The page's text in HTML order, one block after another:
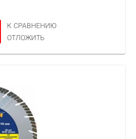
К СРАВНЕНИЮ
ОТЛОЖИТЬ